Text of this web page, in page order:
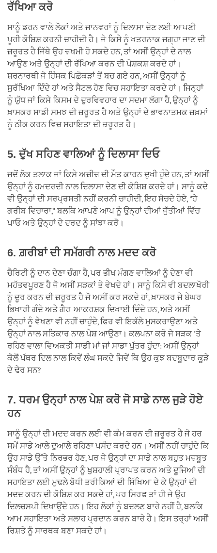
ਰੱਖਿਆ ਕਰੋ
ਸਾਨੂੰ ਡਰਨ ਵਾਲੇ ਲੋਕਾਂ ਅਤੇ ਜਾਨਵਰਾਂ ਨੂੰ ਦਿਲਾਸਾ ਦੇਣ ਲਈ ਆਪਣੀ
ਪੂਰੀ ਕੋਸ਼ਿਸ਼ ਕਰਨੀ ਚਾਹੀਦੀ ਹੈ। ਜੇ ਕਿਸੇ ਨੂੰ ਖਤਰਨਾਕ ਜਗ੍ਹਾ ਜਾਣ ਦੀ
ਜ਼ਰੂਰਤ ਹੈ ਜਿੱਥੇ ਉਹ ਜ਼ਖਮੀ ਹੋ ਸਕਦੇ ਹਨ, ਤਾਂ ਅਸੀਂ ਉਨ੍ਹਾਂ ਦੇ ਨਾਲ
ਆਉਣ ਅਤੇ ਉਨ੍ਹਾਂ ਦੀ ਰੱਖਿਆ ਕਰਨ ਦੀ ਪੇਸ਼ਕਸ਼ ਕਰਦੇ ਹਾਂ।
ਸ਼ਰਨਾਰਥੀ ਜੋ ਹਿੰਸਕ ਪਿਛੋਕੜਾਂ ਤੋਂ ਬਚ ਗਏ ਹਨ, ਅਸੀਂ ਉਨ੍ਹਾਂ ਨੂੰ
ਸੁਰੱਖਿਆ ਦਿੰਦੇ ਹਾਂ ਅਤੇ ਸੈਟਲ ਹੋਣ ਵਿਚ ਸਹਾਇਤਾ ਕਰਦੇ ਹਾਂ। ਜਿਨ੍ਹਾਂ
ਨੂੰ ਯੁੱਧ ਜਾਂ ਕਿਸੇ ਕਿਸਮ ਦੇ ਦੁਰਵਿਵਹਾਰ ਦਾ ਸਦਮਾ ਲੱਗਾ ਹੈ, ਉਨ੍ਹਾਂ ਨੂੰ
ਖ਼ਾਸਕਰ ਸਾਡੀ ਸਮਝ ਦੀ ਜ਼ਰੂਰਤ ਹੈ ਅਤੇ ਉਨ੍ਹਾਂ ਦੇ ਭਾਵਨਾਤਮਕ ਜ਼ਖ਼ਮਾਂ
ਨੂੰ ਠੀਕ ਕਰਨ ਵਿਚ ਸਹਾਇਤਾ ਦੀ ਜ਼ਰੂਰਤ ਹੈ।
5. ਦੁੱਖ ਸਹਿਣ ਵਾਲਿਆਂ ਨੂੰ ਦਿਲਾਸਾ ਦਿਓ
ਜਦੋਂ ਲੋਕ ਤਲਾਕ ਜਾਂ ਕਿਸੇ ਅਜ਼ੀਜ਼ ਦੀ ਮੌਤ ਕਾਰਨ ਦੁਖੀ ਹੁੰਦੇ ਹਨ, ਤਾਂ ਅਸੀਂ
ਉਨ੍ਹਾਂ ਨੂੰ ਹਮਦਰਦੀ ਨਾਲ ਦਿਲਾਸਾ ਦੇਣ ਦੀ ਕੋਸ਼ਿਸ਼ ਕਰਦੇ ਹਾਂ। ਸਾਨੂੰ ਕਦੇ
ਵੀ ਉਨ੍ਹਾਂ ਦੀ ਸਰਪ੍ਰਸਤੀ ਨਹੀਂ ਕਰਨੀ ਚਾਹੀਦੀ, ਇਹ ਸੋਚਦੇ ਹੋਏ, “ਹੇ
ਗਰੀਬ ਵਿਚਾਰਾ,” ਬਲਕਿ ਆਪਣੇ ਆਪ ਨੂੰ ਉਨ੍ਹਾਂ ਦੀਆਂ ਜੁੱਤੀਆਂ ਵਿੱਚ
ਪਾਓ ਅਤੇ ਉਨ੍ਹਾਂ ਦੇ ਦਰਦ ਨੂੰ ਸਾਂਝਾ ਕਰੋ।
6. ਗ਼ਰੀਬਾਂ ਦੀ ਸਮੱਗਰੀ ਨਾਲ ਮਦਦ ਕਰੋ
ਚੈਰਿਟੀ ਨੂੰ ਦਾਨ ਦੇਣਾ ਚੰਗਾ ਹੈ, ਪਰ ਭੀਖ ਮੰਗਣ ਵਾਲਿਆਂ ਨੂੰ ਦੇਣਾ ਵੀ
ਮਹੱਤਵਪੂਰਣ ਹੈ ਜੋ ਅਸੀਂ ਸੜਕਾਂ ਤੇ ਵੇਖਦੇ ਹਾਂ। ਸਾਨੂੰ ਕਿਸੇ ਵੀ ਬਦਲਾਖੋਰੀ
ਨੂੰ ਦੂਰ ਕਰਨ ਦੀ ਜ਼ਰੂਰਤ ਹੈ ਜੋ ਅਸੀਂ ਕਰ ਸਕਦੇ ਹਾਂ, ਖ਼ਾਸਕਰ ਜੇ ਬੇਘਰ
ਭਿਖਾਰੀ ਗੰਦੇ ਅਤੇ ਗੈਰ-ਆਕਰਸ਼ਕ ਦਿਖਾਈ ਦਿੰਦੇ ਹਨ, ਅਤੇ ਅਸੀਂ
ਉਨ੍ਹਾਂ ਨੂੰ ਵੇਖਣਾ ਵੀ ਨਹੀਂ ਚਾਹੁੰਦੇ, ਫਿਰ ਵੀ ਇਕੱਲੇ ਮੁਸਕਰਾਉਣਾ ਅਤੇ
ਉਨ੍ਹਾਂ ਨਾਲ ਸਤਿਕਾਰ ਨਾਲ ਪੇਸ਼ ਆਉਣਾ। ਕਲਪਨਾ ਕਰੋ ਜੇ ਸੜਕ 'ਤੇ
ਰਹਿਣ ਵਾਲਾ ਵਿਅਕਤੀ ਸਾਡੀ ਮਾਂ ਜਾਂ ਸਾਡਾ ਪੁੱਤਰ ਹੁੰਦਾ: ਅਸੀਂ ਉਨ੍ਹਾਂ
ਕੋਲੋਂ ਪੱਥਰ ਦਿਲ ਨਾਲ ਕਿਵੇਂ ਲੰਘ ਸਕਦੇ ਜਿਵੇਂ ਕਿ ਉਹ ਕੁਝ ਬਦਬੂਦਾਰ ਕੂੜੇ
ਦੇ ਢੇਰ ਸਨ?
7. ਧਰਮ ਉਨ੍ਹਾਂ ਨਾਲ ਪੇਸ਼ ਕਰੋ ਜੋ ਸਾਡੇ ਨਾਲ ਜੁੜੇ ਹੋਏ
ਹਨ
ਸਾਨੂੰ ਉਨ੍ਹਾਂ ਦੀ ਮਦਦ ਕਰਨ ਲਈ ਵੀ ਕੰਮ ਕਰਨ ਦੀ ਜ਼ਰੂਰਤ ਹੈ ਜੋ ਹਰ
ਸਮੇਂ ਸਾਡੇ ਆਲੇ ਦੁਆਲੇ ਰਹਿਣਾ ਪਸੰਦ ਕਰਦੇ ਹਨ। ਅਸੀਂ ਨਹੀਂ ਚਾਹੁੰਦੇ ਕਿ
ਉਹ ਸਾਡੇ ਉੱਤੇ ਨਿਰਭਰ ਹੋਣ, ਪਰ ਜੇ ਉਨ੍ਹਾਂ ਦਾ ਸਾਡੇ ਨਾਲ ਬਹੁਤ ਮਜ਼ਬੂਤ
ਸੰਬੰਧ ਹੈ, ਤਾਂ ਅਸੀਂ ਉਨ੍ਹਾਂ ਨੂੰ ਖੁਸ਼ਹਾਲੀ ਪ੍ਰਾਪਤ ਕਰਨ ਅਤੇ ਦੂਜਿਆਂ ਦੀ
ਸਹਾਇਤਾ ਲਈ ਮੁਢਲੇ ਬੋਧੀ ਤਰੀਕਿਆਂ ਦੀ ਸਿੱਖਿਆ ਦੇ ਕੇ ਉਨ੍ਹਾਂ ਦੀ
ਮਦਦ ਕਰਨ ਦੀ ਕੋਸ਼ਿਸ਼ ਕਰ ਸਕਦੇ ਹਾਂ, ਪਰ ਸਿਰਫ ਤਾਂ ਹੀ ਜੇ ਉਹ
ਦਿਲਚਸਪੀ ਦਿਖਾਉਂਦੇ ਹਨ। ਇਹ ਲੋਕਾਂ ਨੂੰ ਬਦਲਣ ਬਾਰੇ ਨਹੀਂ ਹੈ, ਬਲਕਿ
ਆਮ ਸਹਾਇਤਾ ਅਤੇ ਸਲਾਹ ਪ੍ਰਦਾਨ ਕਰਨ ਬਾਰੇ ਹੈ। ਇਸ ਤਰ੍ਹਾਂ ਅਸੀਂ
ਰਿਸ਼ਤੇ ਨੂੰ ਸਾਰਥਕ ਬਣਾ ਸਕਦੇ ਹਾਂ।